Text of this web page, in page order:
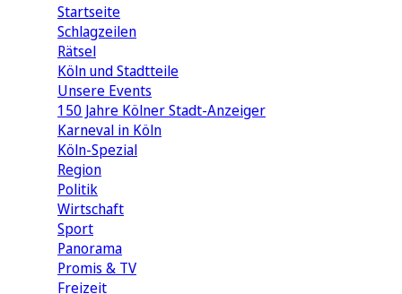
Startseite
Schlagzeilen
Rätsel
Köln und Stadtteile
Unsere Events
150 Jahre Kölner Stadt-Anzeiger
Karneval in Köln
Köln-Spezial
Region
Politik
Wirtschaft
Sport
Panorama
Promis & TV
Freizeit